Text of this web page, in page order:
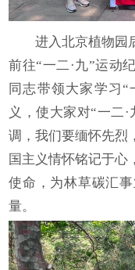
进入北京植物园
前往“一二·九”运动
同志带领大家学习“
义，使大家对“一二
调，我们要缅怀先烈
国主义情怀铭记于心
使命，为林草碳汇
量。